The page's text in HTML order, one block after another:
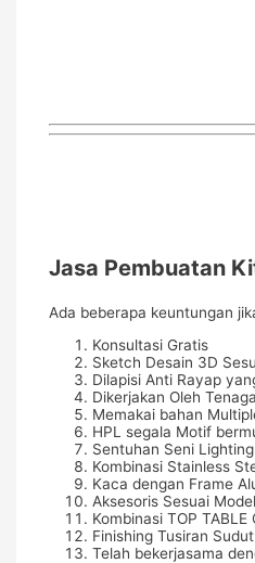
Jasa Pembuatan
Ada beberapa keuntungan
Konsultasi Gratis
Sketch Desain 3D
Dilapisi Anti Rayap
Dikerjakan Oleh
Memakai bahan
HPL segala Motif
Sentuhan Seni
Kombinasi Stainless
Kaca dengan Frame
Aksesoris Sesuai Model
Kombinasi TOP
Finishing Tusiran
Telah bekerjasama